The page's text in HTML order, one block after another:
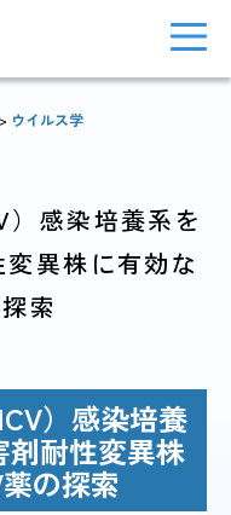
国際協力・
人材育成関係
> ウイルス学
感染培養系を
異株に有効な
索
）感染培養
剤耐性変異株
の探索